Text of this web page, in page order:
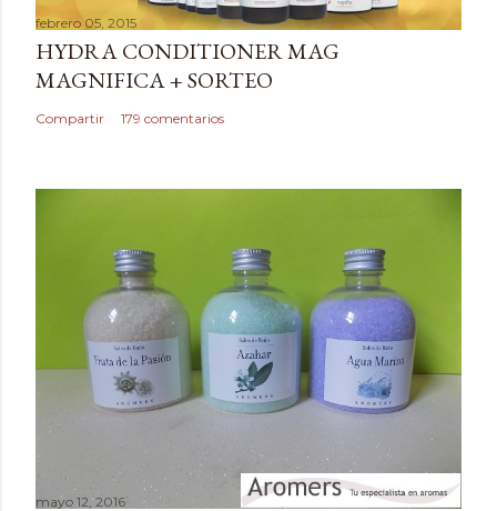
r
u
n
c
o
febrero 05, 2015
HYDRA CONDITIONER MAG
MAGNIFICA + SORTEO
Compartir 179 comentarios
mayo 12, 2016